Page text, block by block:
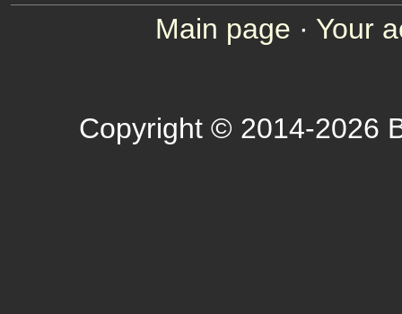
Main page · Your
Copyright © 2014-2026